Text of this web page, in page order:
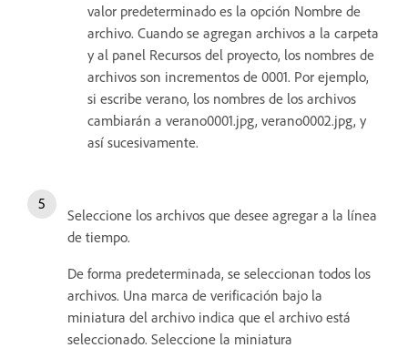
valor predeterminado es la opción Nombre de
archivo. Cuando se agregan archivos a la carpeta
y al panel Recursos del proyecto, los nombres de
archivos son incrementos de 0001. Por ejemplo,
si escribe verano, los nombres de los archivos
cambiarán a verano0001.jpg, verano0002.jpg, y
así sucesivamente.
Seleccione los archivos que desee agregar a la línea
de tiempo.
De forma predeterminada, se seleccionan todos los
archivos. Una marca de verificación bajo la
miniatura del archivo indica que el archivo está
seleccionado. Seleccione la miniatura